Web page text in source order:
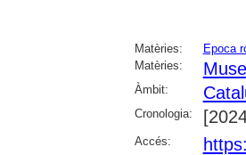
Matèries: Epoca
Matèries:
Àmbit:
Cronologia:
Accés: